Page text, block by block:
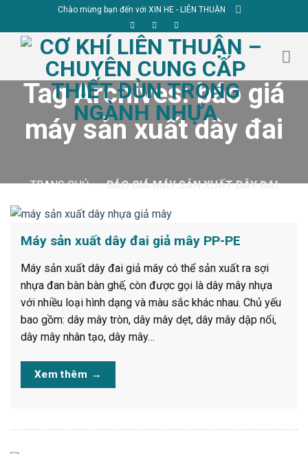
content
Chào mừng bạn đến với XIN HE - LIÊN THUẬN
Tag Archives:báo giá
máy sản xuất dây đai
TRANG CHỦ » BÁO GIÁ MÁY SẢN XUẤT DÂY ĐAI
Máy sản xuất dây đai giả mây PP-PE
Máy sản xuất dây đai giả mây có thể sản xuất ra sợi
nhựa đan bàn bàn ghế, còn được gọi là dây mây nhựa
với nhiều loại hình dạng và màu sắc khác nhau. Chủ yếu
bao gồm: dây mây tròn, dây mây dẹt, dây mây dập nổi,
dây mây nhân tạo, dây mây…
Xem thêm →